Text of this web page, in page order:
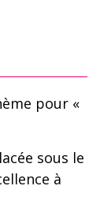
pour «
sous le
à